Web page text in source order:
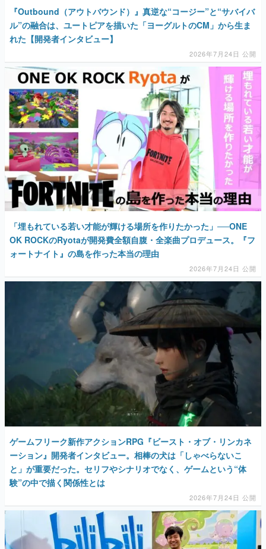
『Outbound（アウトバウンド）』真逆な“コージー”と“サバイバ
ル”の融合は、ユートピアを描いた「ヨーグルトのCM」から生ま
れた【開発者インタビュー】
2026年7月24日 公開
「埋もれている若い才能が輝ける場所を作りたかった」──ONE
OK ROCKのRyotaが開発費全額自腹・全楽曲プロデュース。『フ
ォートナイト』の島を作った本当の理由
2026年7月24日 公開
ゲームフリーク新作アクションRPG『ビースト・オブ・リンカネ
ーション』開発者インタビュー。相棒の犬は「しゃべらないこ
と」が重要だった。セリフやシナリオでなく、ゲームという“体
験”の中で描く関係性とは
2026年7月24日 公開